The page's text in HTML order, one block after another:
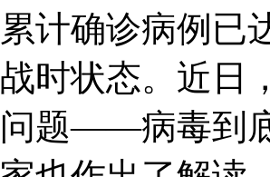
累计确诊病例已
战时状态。近日
问题——病毒到